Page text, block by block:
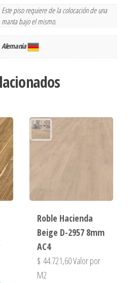
Este piso requiere de la colocación de una
manta bajo el mismo.
Alemania
Roble Hacienda
Beige D-2957 8mm
AC4
$ 44.721,60Valor por
M2